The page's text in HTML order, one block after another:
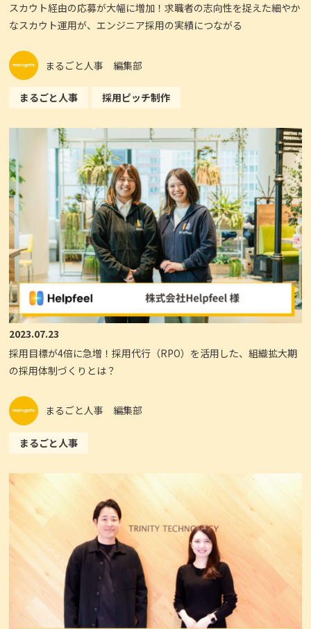
スカウト経由の応募が大幅に増加！求職者の志向性を捉えた細やか
なスカウト運用が、エンジニア採用の実績につながる
まるごと人事 編集部
まるごと人事 採用ピッチ制作
2023.07.23
採用目標が4倍に急増！採用代行（RPO）を活用した、組織拡大期
の採用体制づくりとは？
まるごと人事 編集部
まるごと人事